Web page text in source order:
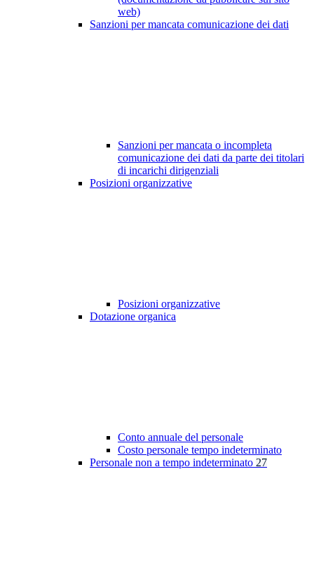
web)
Sanzioni per mancata comunicazione dei dati
Sanzioni per mancata o incompleta
comunicazione dei dati da parte dei titolari
di incarichi dirigenziali
Posizioni organizzative
Posizioni organizzative
Dotazione organica
Conto annuale del personale
Costo personale tempo indeterminato
Personale non a tempo indeterminato 27